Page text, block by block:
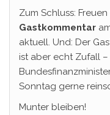
Zum Schluss:
Gastkommentar
aktuell. Und: Der
ist aber echt Zufall
Sonntag gerne
Munter bleiben!